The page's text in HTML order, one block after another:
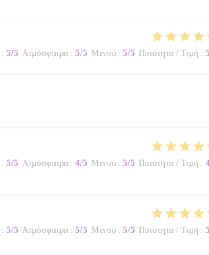
: 5/5 Ατμόσφαιρα : 5/5 Μενού : 5/5 Ποιότητα / Τιμή : 5
: 5/5 Ατμόσφαιρα : 4/5 Μενού : 5/5 Ποιότητα / Τιμή :
: 5/5 Ατμόσφαιρα : 5/5 Μενού : 5/5 Ποιότητα / Τιμή : 5